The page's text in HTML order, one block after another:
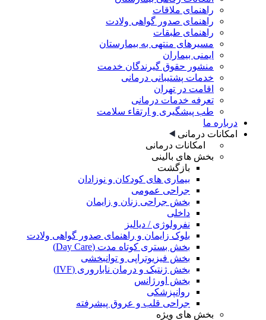
راهنمای ملاقات
راهنمای صدور گواهی ولادت
راهنمای طبقات
مسیرهای منتهی به بیمارستان
ایمنی بیماران
منشور حقوق گیرندگان خدمت
خدمات پشتیبانی درمانی
اقامت در تهران
تعرفه خدمات درمانی
طب پیشگیری و ارتقاء سلامت
درباره ما
امکانات درمانی
امکانات درمانی
بخش های بالینی
بازگشت
بیماری های کودکان و نوزادان
جراحی عمومی
بخش جراحی زنان و زایمان
داخلی
نفرولوژی / دیالیز
بلوک زایمان و راهنمای صدور گواهی ولادت
بخش بستری کوتاه مدت (Day Care)
بخش فیزیوتراپی و توانبخشی
بخش ژنتیک و درمان ناباروری (IVF)
بخش اورژانس
روانپزشکی
جراحی قلب و عروق پیشرفته
بخش های ویژه